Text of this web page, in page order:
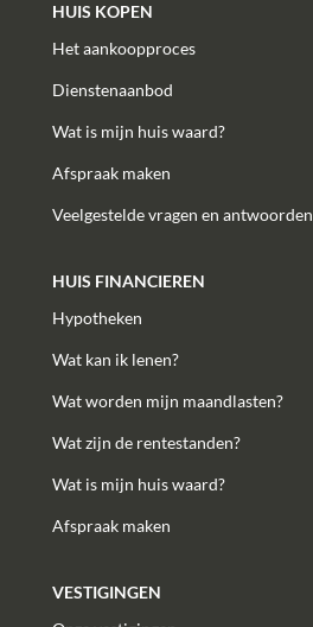
HUIS KOPEN
Het aankoopproces
Dienstenaanbod
Wat is mijn huis waard?
Afspraak maken
Veelgestelde vragen en antwoorden
HUIS FINANCIEREN
Hypotheken
Wat kan ik lenen?
Wat worden mijn maandlasten?
Wat zijn de rentestanden?
Wat is mijn huis waard?
Afspraak maken
VESTIGINGEN